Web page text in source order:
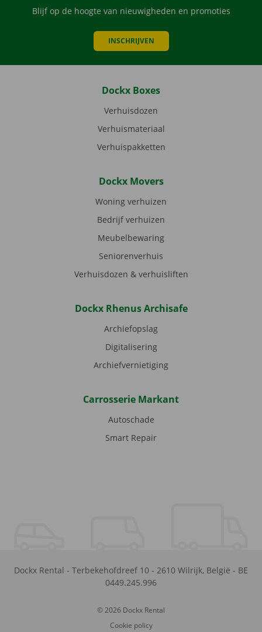
Blijf op de hoogte van nieuwigheden en promoties
INSCHRIJVEN
Dockx Boxes
Verhuisdozen
Verhuismateriaal
Verhuispakketten
Dockx Movers
Woning verhuizen
Bedrijf verhuizen
Meubelbewaring
Seniorenverhuis
Verhuisdozen & verhuisliften
Dockx Rhenus Archisafe
Archiefopslag
Digitalisering
Archiefvernietiging
Carrosserie Markant
Autoschade
Smart Repair
Dockx Rental - Terbekehofdreef 10 - 2610 Wilrijk, België - BE
0449.245.996
© 2026 Dockx Rental
Cookie policy